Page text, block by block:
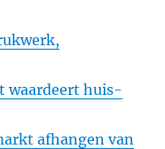
waardeert huis-
afhangen van